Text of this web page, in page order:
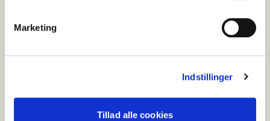
Marketing
Indstillinger
Tillad alle cookies
post og pakker tidligere blev sorteret og sendt
videre. Nu er det træning, bevægelse og